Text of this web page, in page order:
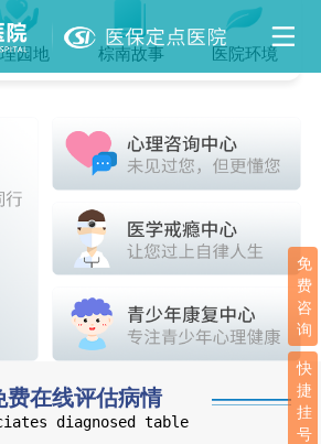
园地 棕南故事 医院环境
费在线评估病情
diagnosed table
免
费
咨
询
快
捷
挂
号